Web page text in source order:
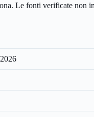
Le fonti verificate